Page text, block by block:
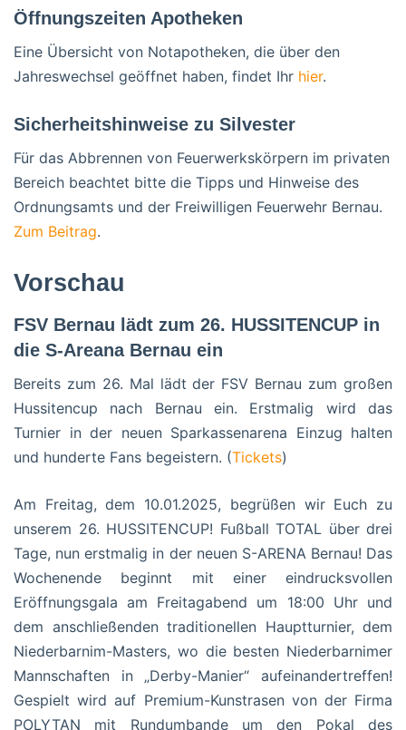
Öffnungszeiten Apotheken
Eine Übersicht von Notapotheken, die über den
Jahreswechsel geöffnet haben, findet Ihr hier.
Sicherheitshinweise zu Silvester
Für das Abbrennen von Feuerwerkskörpern im privaten
Bereich beachtet bitte die Tipps und Hinweise des
Ordnungsamts und der Freiwilligen Feuerwehr Bernau.
Zum Beitrag.
Vorschau
FSV Bernau lädt zum 26. HUSSITENCUP in
die S-Areana Bernau ein
Bereits zum 26. Mal lädt der FSV Bernau zum großen
Hussitencup nach Bernau ein. Erstmalig wird das
Turnier in der neuen Sparkassenarena Einzug halten
und hunderte Fans begeistern. (Tickets)
Am Freitag, dem 10.01.2025, begrüßen wir Euch zu
unserem 26. HUSSITENCUP! Fußball TOTAL über drei
Tage, nun erstmalig in der neuen S-ARENA Bernau! Das
Wochenende beginnt mit einer eindrucksvollen
Eröffnungsgala am Freitagabend um 18:00 Uhr und
dem anschließenden traditionellen Hauptturnier, dem
Niederbarnim-Masters, wo die besten Niederbarnimer
Mannschaften in „Derby-Manier“ aufeinandertreffen!
Gespielt wird auf Premium-Kunstrasen von der Firma
POLYTAN mit Rundumbande um den Pokal des